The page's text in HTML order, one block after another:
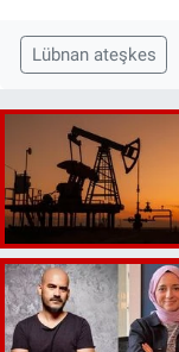
Lübnan ateşkes